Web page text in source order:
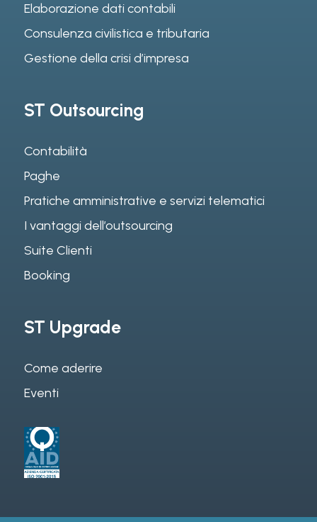
Elaborazione dati contabili
Consulenza civilistica e tributaria
Gestione della crisi d’impresa
ST Outsourcing
Contabilità
Paghe
Pratiche amministrative e servizi telematici
I vantaggi dell’outsourcing
Suite Clienti
Booking
ST Upgrade
Come aderire
Eventi